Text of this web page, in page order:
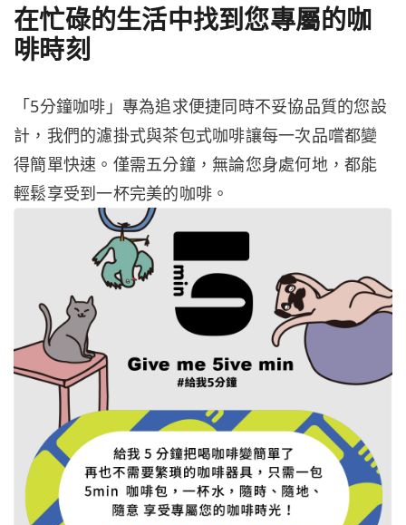
在忙碌的生活中找到您專屬的咖
啡時刻
「5分鐘咖啡」專為追求便捷同時不妥協品質的您設
計，我們的濾掛式與茶包式咖啡讓每一次品嚐都變
得簡單快速。僅需五分鐘，無論您身處何地，都能
輕鬆享受到一杯完美的咖啡。